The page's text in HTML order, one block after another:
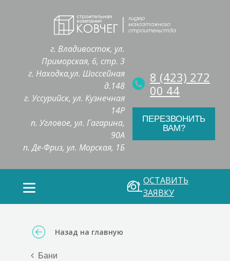
г. Владивосток, ул.
Приморская, 6, стр. 3
г. Находка,ул. Шоссейная
д.148
г. Уссурийск, ул. Кузнечная
14Р
п. Угловое, ул. Гагарина,
90А
п. Де-Фриз, ул. Морская, 1Б
8 (423) 272
00 44
ПЕРЕЗВОНИТЬ
ВАМ?
ОСТАВИТЬ
ЗАЯВКУ
Назад на главную
Бани